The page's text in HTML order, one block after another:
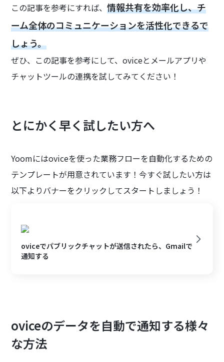
この記事を参考にすれば、情報共有を効率化し、チ
ーム全体のコミュニケーションを活性化できるで
しょう。
ぜひ、この記事を参考にして、oviceとメールアプリや
チャットツールの連携を試してみてください！
とにかく早く試したい方へ
Yoomにはoviceを使った業務フローを自動化するための
テンプレートが用意されています！今すぐ試したい方は
以下よりバナーをクリックしてスタートしましょう！
oviceでパブリックチャットが送信されたら、Gmailで
通知する
oviceのデータを自動で通知する様々
な方法